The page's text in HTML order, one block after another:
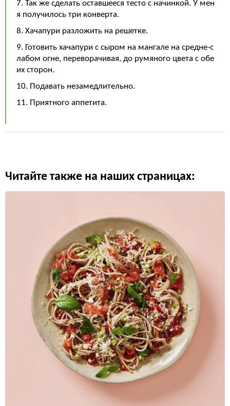
7. Так же сделать оставшееся тесто с начинкой. У мен
я получилось три конверта.
8. Хачапури разложить на решетке.
9. Готовить хачапури с сыром на мангале на средне-с
лабом огне, переворачивая, до румяного цвета с обе
их сторон.
10. Подавать незамедлительно.
11. Приятного аппетита.
Читайте также на наших страницах: